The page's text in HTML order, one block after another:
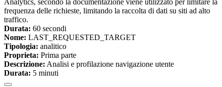
Analytics, secondo la documentazione viene utilizzato per limitare la
frequenza delle richieste, limitando la raccolta di dati su siti ad alto
traffico.
Durata: 60 secondi
Nome: LAST_REQUESTED_TARGET
Tipologia: analitico
Proprieta: Prima parte
Descrizione: Analisi e profilazione navigazione utente
Durata: 5 minuti